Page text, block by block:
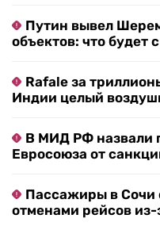
Путин вывел
объектов: что будет
Rafale за
Индии целый
В МИД РФ назвали
Евросоюза от
Пассажиры в Сочи
отменами рейсов